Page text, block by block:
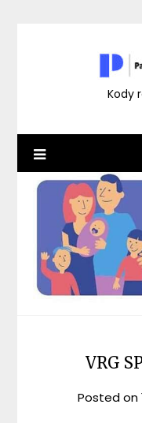
Kody
VRG
Posted on